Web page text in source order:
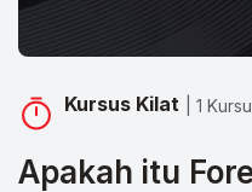
Kursus Kilat | 1
Apakah itu